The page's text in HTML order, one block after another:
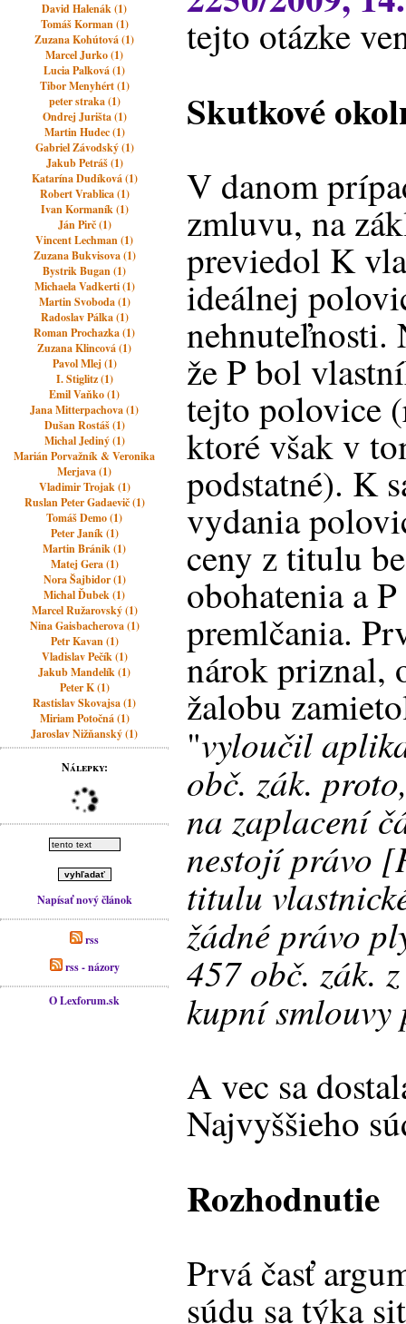
David Halenák (1)
Tomáš Korman (1)
Zuzana Kohútová (1)
Marcel Jurko (1)
Lucia Palková (1)
Tibor Menyhért (1)
peter straka (1)
Ondrej Jurišta (1)
Martin Hudec (1)
Gabriel Závodský (1)
Jakub Petráš (1)
Katarína Dudíková (1)
Robert Vrablica (1)
Ivan Kormaník (1)
Ján Pirč (1)
Vincent Lechman (1)
Zuzana Bukvisova (1)
Bystrik Bugan (1)
Michaela Vadkerti (1)
Martin Svoboda (1)
Radoslav Pálka (1)
Roman Prochazka (1)
Zuzana Klincová (1)
Pavol Mlej (1)
I. Stiglitz (1)
Emil Vaňko (1)
Jana Mitterpachova (1)
Dušan Rostáš (1)
Michal Jediný (1)
Marián Porvažník & Veronika
Merjava (1)
Vladimir Trojak (1)
Ruslan Peter Gadaevič (1)
Tomáš Demo (1)
Peter Janík (1)
Martin Bránik (1)
Matej Gera (1)
Nora Šajbidor (1)
Michal Ďubek (1)
Marcel Ružarovský (1)
Nina Gaisbacherova (1)
Petr Kavan (1)
Vladislav Pečík (1)
Jakub Mandelík (1)
Peter K (1)
Rastislav Skovajsa (1)
Miriam Potočná (1)
Jaroslav Nižňanský (1)
Nálepky:
Napísať nový článok
rss
rss - názory
O Lexforum.sk
tejto otázke
Skutkové
V danom
zmluvu, na
previedol K
ideálnej
nehnuteľnosti.
že P bol
tejto polovice
ktoré však v
podstatné). K
vydania
ceny z titulu
obohatenia a
premlčania.
nárok priznal,
žalobu
"vyloučil
obč. zák.
na zaplacení
nestojí právo
titulu
žádné právo
457 obč. zák.
kupní
A vec sa
Najvyššieho
Rozhodnutie
Prvá časť
súdu sa týka